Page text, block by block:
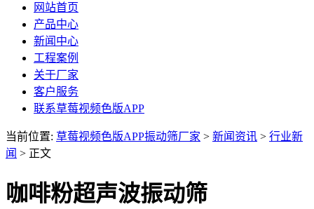
网站首页
产品中心
新闻中心
工程案例
关于厂家
客户服务
联系草莓视频色版APP
当前位置: 草莓视频色版APP振动筛厂家 > 新闻资讯 > 行业新
闻 > 正文
咖啡粉超声波振动筛